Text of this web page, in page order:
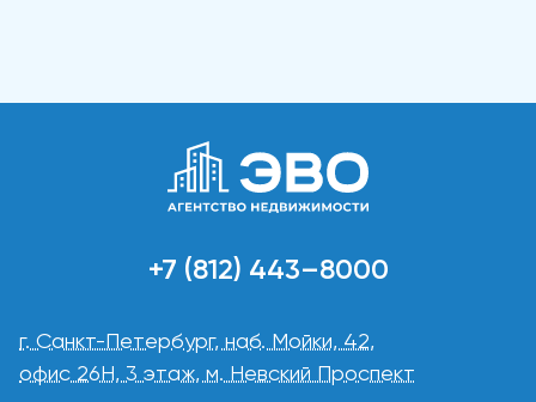
+7 (812) 443–8000
г. Санкт-Петербург, наб. Мойки, 42,
офис 26Н, 3 этаж, м. Невский Проспект